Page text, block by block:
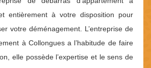
entièrement à votre disposition pour
votre déménagement. L’entreprise de
à Collongues a l’habitude de faire
elle possède l’expertise et le sens de